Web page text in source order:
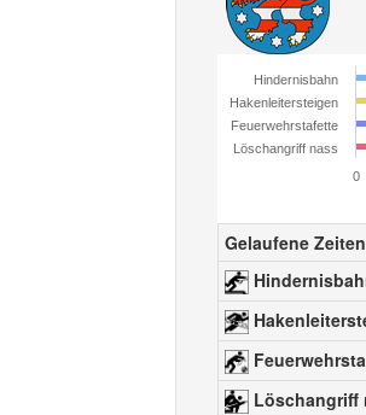
Hindernisbahn
Hakenleitersteigen
Feuerwehrstafette
Löschangriff nass
0
Gelaufene
Löschangriff